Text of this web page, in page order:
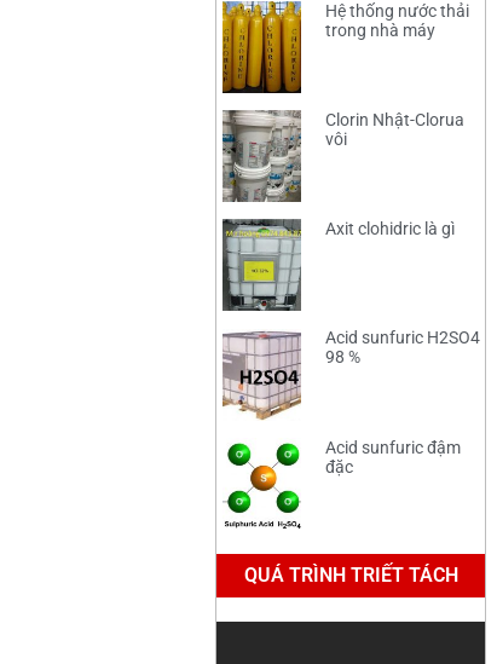
Hệ thống nước thải
trong nhà máy
Clorin Nhật-Clorua
vôi
Axit clohidric là gì
Acid sunfuric H2SO4
98 %
Acid sunfuric đậm
đặc
QUÁ TRÌNH TRIẾT TÁCH